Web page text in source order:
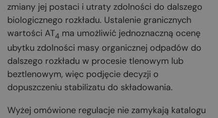
zmiany jej postaci i utraty zdolności do dalszego
biologicznego rozkładu. Ustalenie granicznych
wartości AT4 ma umożliwić jednoznaczną ocenę
ubytku zdolności masy organicznej odpadów do
dalszego rozkładu w procesie tlenowym lub
beztlenowym, więc podjęcie decyzji o
dopuszczeniu stabilizatu do składowania.
Wyżej omówione regulacje nie zamykają katalogu